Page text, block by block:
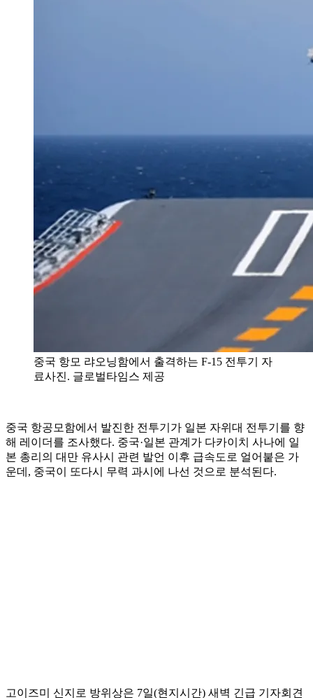
중국 항모 랴오닝함에서 출격하는 F-15 전투기 자
료사진. 글로벌타임스 제공
중국 항공모함에서 발진한 전투기가 일본 자위대 전투기를 향
해 레이더를 조사했다. 중국·일본 관계가 다카이치 사나에 일
본 총리의 대만 유사시 관련 발언 이후 급속도로 얼어붙은 가
운데, 중국이 또다시 무력 과시에 나선 것으로 분석된다.
고이즈미 신지로 방위상은 7일(현지시간) 새벽 긴급 기자회견